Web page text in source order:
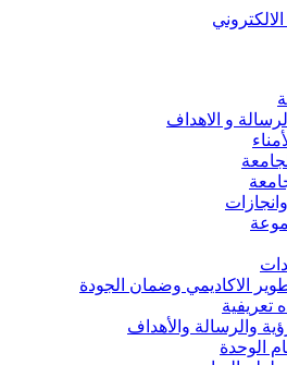
و الاهداف
الاكاديمي وضمان الجودة
تعريفية
والرسالة والأهداف
الوحدة